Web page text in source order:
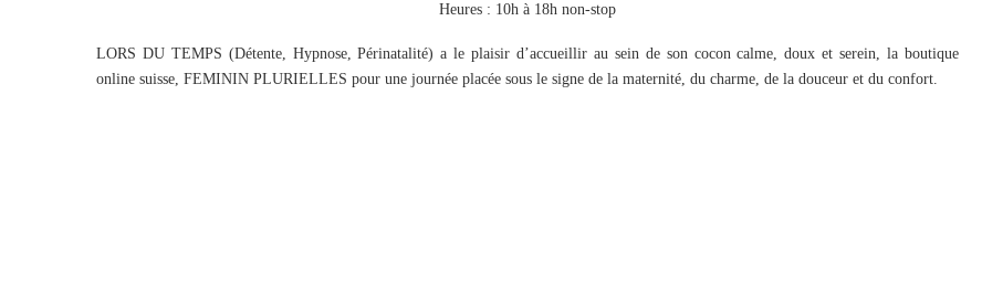
Heures : 10h à 18h non-stop
LORS DU TEMPS (Détente, Hypnose, Périnatalité) a le plaisir d’accueillir au sein de son cocon calme, doux et serein, la boutique
online suisse, FEMININ PLURIELLES pour une journée placée sous le signe de la maternité, du charme, de la douceur et du confort.